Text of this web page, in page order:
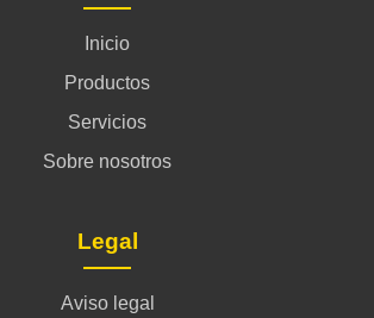
Inicio
Productos
Servicios
Sobre nosotros
Legal
Aviso legal